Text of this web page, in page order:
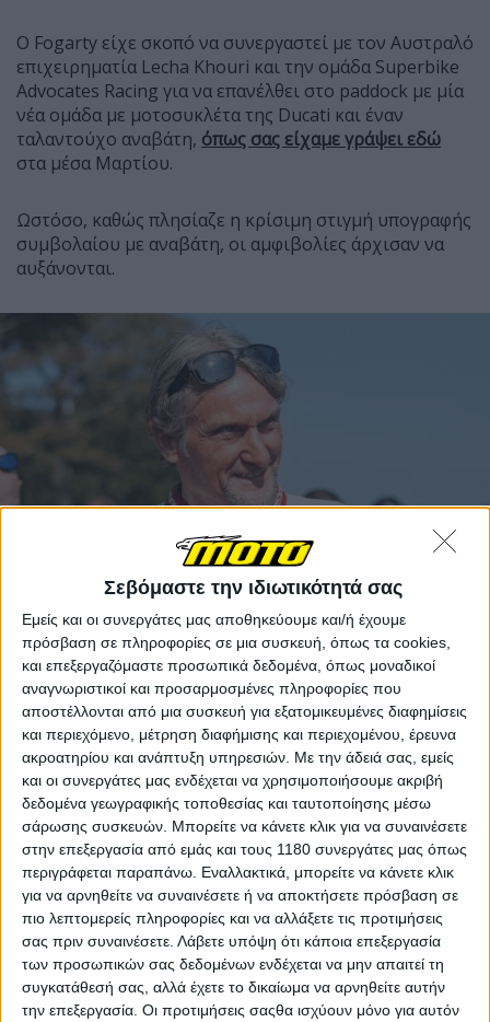
Σεβόμαστε την ιδιωτικότητά σας
Εμείς και οι συνεργάτες μας αποθηκεύουμε και/ή έχουμε
πρόσβαση σε πληροφορίες σε μια συσκευή, όπως τα cookies,
και επεξεργαζόμαστε προσωπικά δεδομένα, όπως μοναδικοί
αναγνωριστικοί και προσαρμοσμένες πληροφορίες που
αποστέλλονται από μια συσκευή για εξατομικευμένες διαφημίσεις
και περιεχόμενο, μέτρηση διαφήμισης και περιεχομένου, έρευνα
ακροατηρίου και ανάπτυξη υπηρεσιών. Με την άδειά σας, εμείς
και οι συνεργάτες μας ενδέχεται να χρησιμοποιήσουμε ακριβή
δεδομένα γεωγραφικής τοποθεσίας και ταυτοποίησης μέσω
σάρωσης συσκευών. Μπορείτε να κάνετε κλικ για να συναινέσετε
στην επεξεργασία από εμάς και τους 1180 συνεργάτες μας όπως
περιγράφεται παραπάνω. Εναλλακτικά, μπορείτε να κάνετε κλικ
για να αρνηθείτε να συναινέσετε ή να αποκτήσετε πρόσβαση σε
πιο λεπτομερείς πληροφορίες και να αλλάξετε τις προτιμήσεις
σας πριν συναινέσετε. Λάβετε υπόψη ότι κάποια επεξεργασία
των προσωπικών σας δεδομένων ενδέχεται να μην απαιτεί τη
συγκατάθεσή σας, αλλά έχετε το δικαίωμα να αρνηθείτε αυτήν
την επεξεργασία. Οι προτιμήσεις σαςθα ισχύουν μόνο για αυτόν
Ο Fogarty είχε σκοπό να συνεργαστεί με τον Αυστραλό
επιχειρηματία Lecha Khouri και την ομάδα Superbike
Advocates Racing για να επανέλθει στο paddock με μία
νέα ομάδα με μοτοσυκλέτα της Ducati και έναν
ταλαντούχο αναβάτη, όπως σας είχαμε γράψει εδώ
στα μέσα Μαρτίου.
Ωστόσο, καθώς πλησίαζε η κρίσιμη στιγμή υπογραφής
συμβολαίου με αναβάτη, οι αμφιβολίες άρχισαν να
αυξάνονται.
Η δήλωση του Foggy
"Καταλαβαίνω ότι αυτή είναι μια απογοητευτική
είδηση για όσους ανυπομονούσαν να με δουν ξανά
στο paddock με μια νέα ομάδα Ducati. Όμως τα
πράγματα έχουν αλλάξει από την αρχική ανακοίνωση
και δεν ήθελα να υποσχεθώ πράγματα που ίσως δεν
μπορέσουμε να τηρήσουμε", είπε ο Fogarty.
"Ξέρω πόσο δύσκολο είναι να τρέχεις μια ομάδα
μοτοσυκλέτας – και ήμουν έτοιμος να ξαναπεράσω
αυτό το άγχος, αλλά μόνο με το σωστό πακέτο.
Υπήρχαν πάρα πολλές αμφιβολίες σε αυτό το πρώιμο
στάδιο, και έπρεπε να προστατέψω την ψυχική μου
υγεία. Έτσι αποφάσισα ότι ήταν καλύτερο να το
διακόψουμε τώρα."